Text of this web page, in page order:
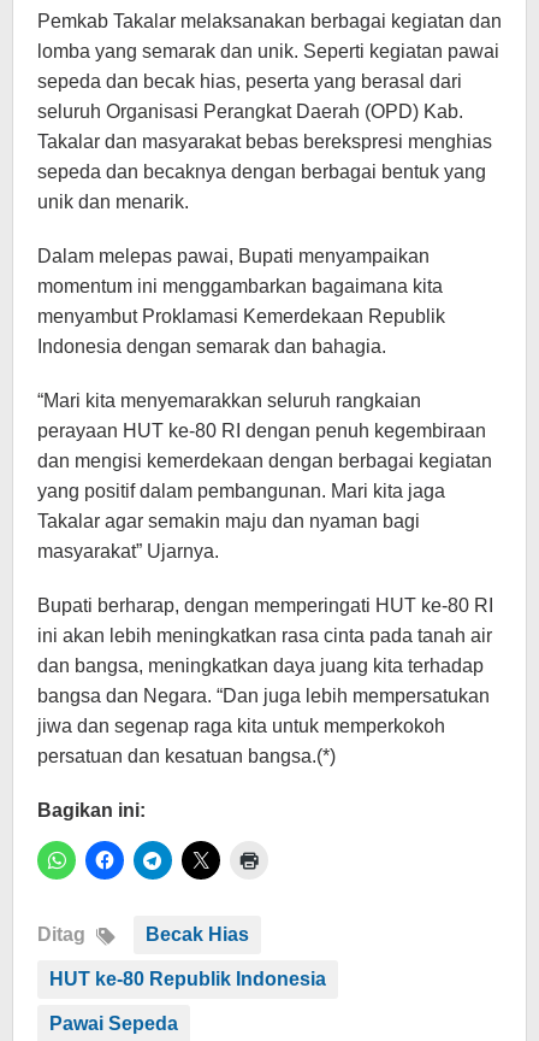
Pemkab Takalar melaksanakan berbagai kegiatan dan
lomba yang semarak dan unik. Seperti kegiatan pawai
sepeda dan becak hias, peserta yang berasal dari
seluruh Organisasi Perangkat Daerah (OPD) Kab.
Takalar dan masyarakat bebas berekspresi menghias
sepeda dan becaknya dengan berbagai bentuk yang
unik dan menarik.
Dalam melepas pawai, Bupati menyampaikan
momentum ini menggambarkan bagaimana kita
menyambut Proklamasi Kemerdekaan Republik
Indonesia dengan semarak dan bahagia.
“Mari kita menyemarakkan seluruh rangkaian
perayaan HUT ke-80 RI dengan penuh kegembiraan
dan mengisi kemerdekaan dengan berbagai kegiatan
yang positif dalam pembangunan. Mari kita jaga
Takalar agar semakin maju dan nyaman bagi
masyarakat” Ujarnya.
Bupati berharap, dengan memperingati HUT ke-80 RI
ini akan lebih meningkatkan rasa cinta pada tanah air
dan bangsa, meningkatkan daya juang kita terhadap
bangsa dan Negara. “Dan juga lebih mempersatukan
jiwa dan segenap raga kita untuk memperkokoh
persatuan dan kesatuan bangsa.(*)
Bagikan ini:
Ditag Becak Hias
HUT ke-80 Republik Indonesia
Pawai Sepeda